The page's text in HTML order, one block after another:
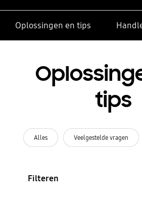
Oplossingen en tips
tips
Alles Veelgestelde vragen
Filteren